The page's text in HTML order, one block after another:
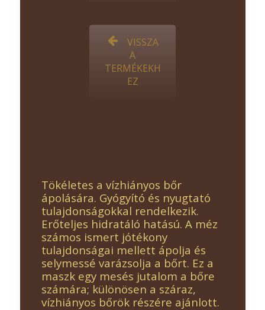
VISSZA
A
TERMÉKEKH
EZ
Tökéletes a vízhiányos bőr
ápolására. Gyógyító és nyugtató
tulajdonságokkal rendelkezik.
Erőteljes hidratáló hatású. A méz
számos ismert jótékony
tulajdonságai mellett ápolja és
selymessé varázsolja a bőrt. Ez a
maszk egy mesés jutalom a bőre
számára; különösen a száraz,
vízhiányos bőrök részére ajánlott.